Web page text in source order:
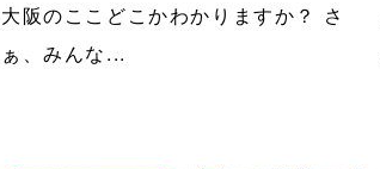
大阪のここどこかわかりますか？ さ
ぁ、みんな...